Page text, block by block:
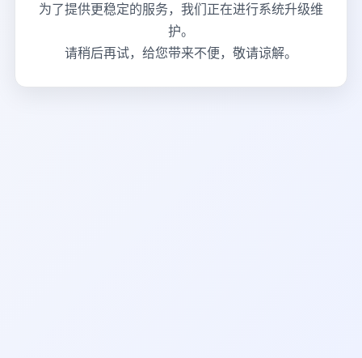
为了提供更稳定的服务，我们正在进行系统升级维
护。
请稍后再试，给您带来不便，敬请谅解。